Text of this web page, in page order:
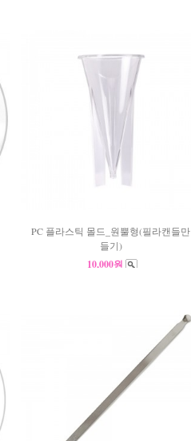
PC 플라스틱 몰드_원뿔형(필라캔들만
들기)
10,000원